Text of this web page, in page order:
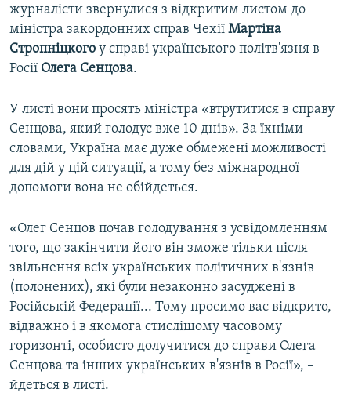
Усі сайти RFE/RL
журналісти звернулися з відкритим листом до
міністра закордонних справ Чехії Мартіна
Стропніцкого у справі українського політв'язня в
Росії Олега Сенцова.
У листі вони просять міністра «втрутитися в справу
Сенцова, який голодує вже 10 днів». За їхніми
словами, Україна має дуже обмежені можливості
для дій у цій ситуації, а тому без міжнародної
допомоги вона не обійдеться.
«Олег Сенцов почав голодування з усвідомленням
того, що закінчити його він зможе тільки після
звільнення всіх українських політичних в'язнів
(полонених), які були незаконно засуджені в
Російській Федерації... Тому просимо вас відкрито,
відважно і в якомога стислішому часовому
горизонті, особисто долучитися до справи Олега
Сенцова та інших українських в'язнів в Росії», –
йдеться в листі.